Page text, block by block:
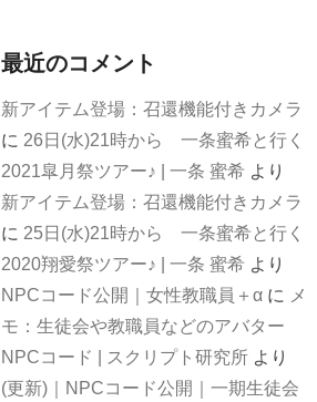
最近のコメント
新アイテム登場：召還機能付きカメラ
に 26日(水)21時から 一条蜜希と行く
2021皐月祭ツアー♪ | 一条 蜜希 より
新アイテム登場：召還機能付きカメラ
に 25日(水)21時から 一条蜜希と行く
2020翔愛祭ツアー♪ | 一条 蜜希 より
NPCコード公開｜女性教職員＋α に メ
モ：生徒会や教職員などのアバター
NPCコード | スクリプト研究所 より
(更新)｜NPCコード公開｜一期生徒会